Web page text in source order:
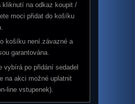
kliknutí na odkaz koupit /
moci přidat do košíku
košíku není závazné a
garantována.
vybírá po přidání sedadel
na akci možné uplatnit
line vstupenek).